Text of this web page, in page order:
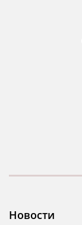
Новости